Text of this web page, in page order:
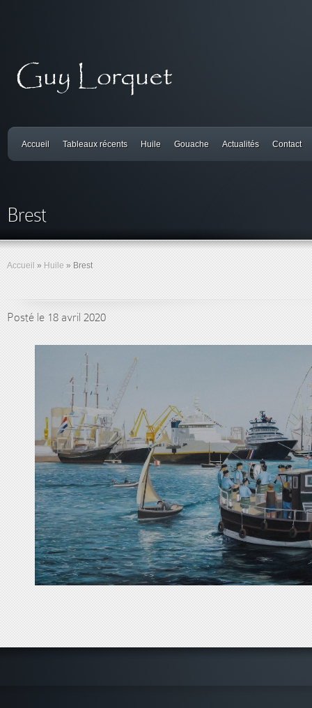
Accueil Tableaux récents Huile Gouache Actualités Contact
Brest
Accueil » Huile » Brest
Posté le 18 avril 2020